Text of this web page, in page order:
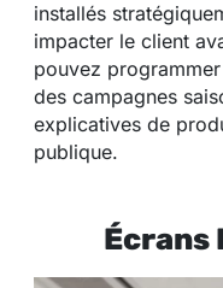
installés
impacter le client
pouvez
des campagnes
explicatives de
publique.
Écrans